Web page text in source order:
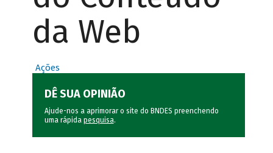
da Web
Ações
DÊ SUA OPINIÃO
Ajude-nos a aprimorar o site do BNDES preenchendo
uma rápida pesquisa.